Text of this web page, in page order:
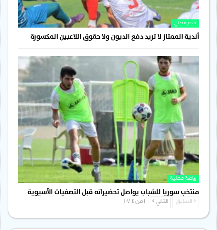
قدم محلي
أندية الممتاز لا تريد دفع الديون ولا حقوق اللاعبين المكسورة
رياضة محلية
منتخب سوريا للشباب يواصل تحضيراته قبل التصفيات الآسيوية
السابق التالي